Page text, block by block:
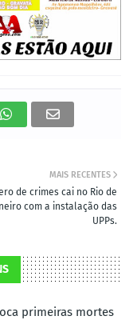
MAIS RECENTES
de crimes cai no Rio de
com a instalação das
UPPs.
primeiras mortes